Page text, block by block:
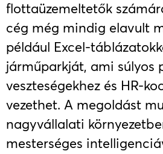
flottaüzemeltetők
cég még mindig elavult
például Excel-
járműparkját, ami súlyos
veszteségekhez és HR-
vezethet. A megoldást
nagyvállalati
mesterséges